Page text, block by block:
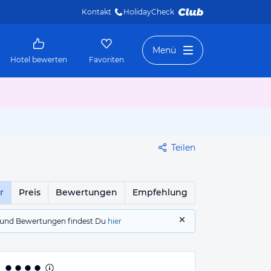
Kontakt HolidayCheck
Hotel bewerten Favoriten
Menü
Teilen
Preis Bewertungen Empfehlung
Bewertungen findest Du hier